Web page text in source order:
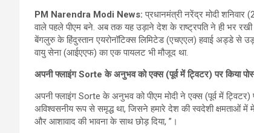
PM Narendra Modi News: प्रधानमंत्री नरेंद्र मोदी
वाले पहले पीएम बने. अब तक यह उड़ाने देश के राष्ट्रपति ने ही भर रखी
बेंगलुरु के हिंदुस्तान एयरोनॉटिक्स लिमिटेड (एचएएल) हवाई अड्डे से
वायु सेना (आईएएफ) का एक पायलट भी मौजूद था.
अपनी फ्लाइंग Sorte के अनुभव को एक्स (पूर्व में ट्विटर) पर किया
अपनी फ्लाइंग Sorte के अनुभव को पीएम मोदी ने एक्स (पूर्व में
अविश्वसनीय रूप से समृद्ध था, जिसने हमारे देश की स्वदेशी क्षमताओं में
और आशावाद की भावना के साथ छोड़ दिया, ”।